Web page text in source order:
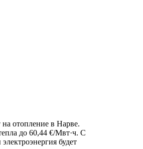
отопление в Нарве.
до 60,44 €/Мвт·ч. С
будет